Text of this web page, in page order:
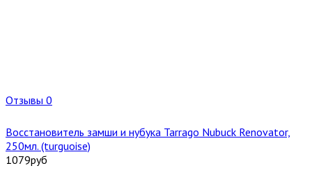
Отзывы 0
Восстановитель замши и нубука Tarrago Nubuck Renovator,
250мл. (turguoise)
1079руб